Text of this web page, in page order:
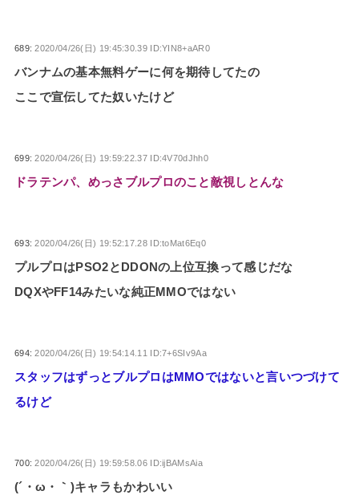
689:2020/04/26(日) 19:45:30.39 ID:YIN8+aAR0
バンナムの基本無料ゲーに何を期待してたの
ここで宣伝してた奴いたけど
699:2020/04/26(日) 19:59:22.37 ID:4V70dJhh0
ドラテンパ、めっさブルプロのこと敵視しとんな
693:2020/04/26(日) 19:52:17.28 ID:toMat6Eq0
プルプロはPSO2とDDONの上位互換って感じだな
DQXやFF14みたいな純正MMOではない
694:2020/04/26(日) 19:54:14.11 ID:7+6SIv9Aa
スタッフはずっとブルプロはMMOではないと言いつづけて
るけど
700:2020/04/26(日) 19:59:58.06 ID:ijBAMsAia
(´・ω・｀)キャラもかわいい